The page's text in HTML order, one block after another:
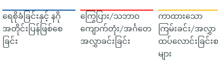
ရေစိုခံခြင်းနှင့် နဂို
အတိုင်းပြန်ဖြစ်စေ
ခြင်း
ကြွေပြား/သဘာဝ
ကျောက်တုံး/အင်္ဂတေ
အလွှာခင်းခြင်း
ကာထားသော
ကြမ်းခင်း/အလွှာ
ထပ်လောင်းခြင်း
များ